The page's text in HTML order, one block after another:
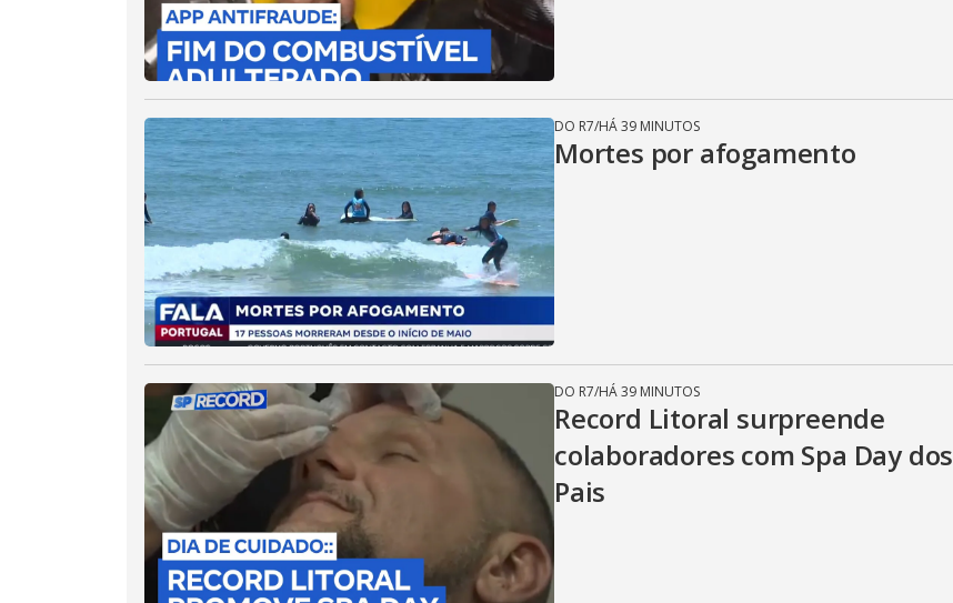
DO R7/HÁ 39 MINUTOS
Mortes por afogamento
DO R7/HÁ 39 MINUTOS
Record Litoral surpreende
colaboradores com Spa Day dos
Pais